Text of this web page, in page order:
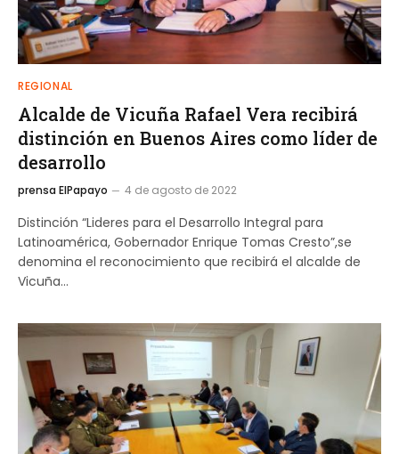
REGIONAL
Alcalde de Vicuña Rafael Vera recibirá
distinción en Buenos Aires como líder de
desarrollo
prensa ElPapayo 4 de agosto de 2022
Distinción “Lideres para el Desarrollo Integral para
Latinoamérica, Gobernador Enrique Tomas Cresto”,se
denomina el reconocimiento que recibirá el alcalde de
Vicuña…